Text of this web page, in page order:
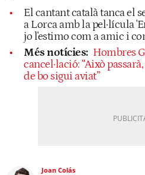
El cantant català tanca el
a Lorca amb la pel·lícula
jo l'estimo com a amic i
Més notícies: Hombres
cancel·lació: “Això
de bo sigui aviat”
Joan Colás